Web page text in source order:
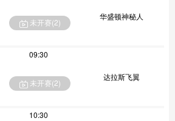
华盛顿神秘人
未开赛(2)
09:30
达拉斯飞翼
未开赛(2)
10:30